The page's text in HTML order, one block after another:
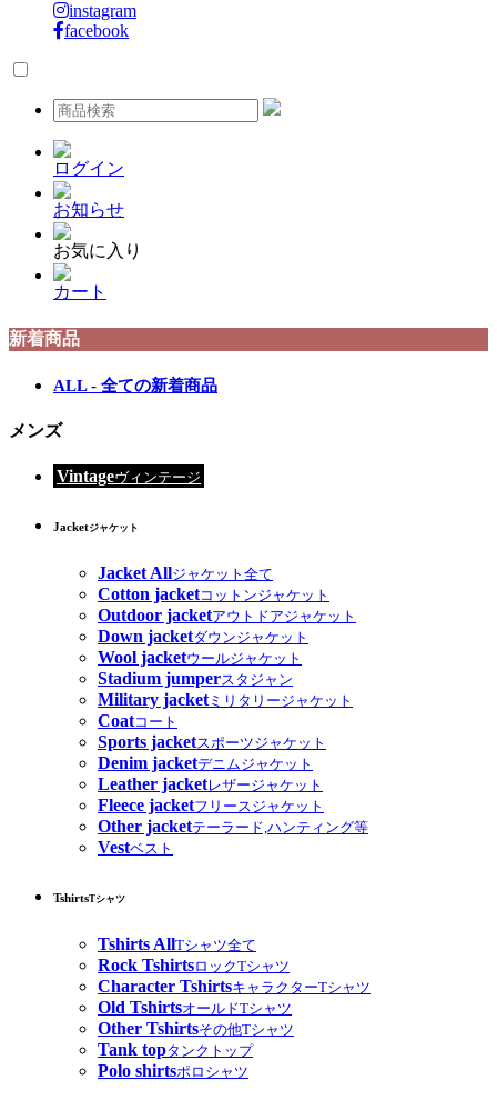
instagram
facebook
ログイン
お知らせ
お気に入り
カート
新着商品
ALL - 全ての新着商品
メンズ
Vintageヴィンテージ
Jacketジャケット
Jacket Allジャケット全て
Cotton jacketコットンジャケット
Outdoor jacketアウトドアジャケット
Down jacketダウンジャケット
Wool jacketウールジャケット
Stadium jumperスタジャン
Military jacketミリタリージャケット
Coatコート
Sports jacketスポーツジャケット
Denim jacketデニムジャケット
Leather jacketレザージャケット
Fleece jacketフリースジャケット
Other jacketテーラード,ハンティング等
Vestベスト
TshirtsTシャツ
Tshirts AllTシャツ全て
Rock TshirtsロックTシャツ
Character TshirtsキャラクターTシャツ
Old TshirtsオールドTシャツ
Other Tshirtsその他Tシャツ
Tank topタンクトップ
Polo shirtsポロシャツ